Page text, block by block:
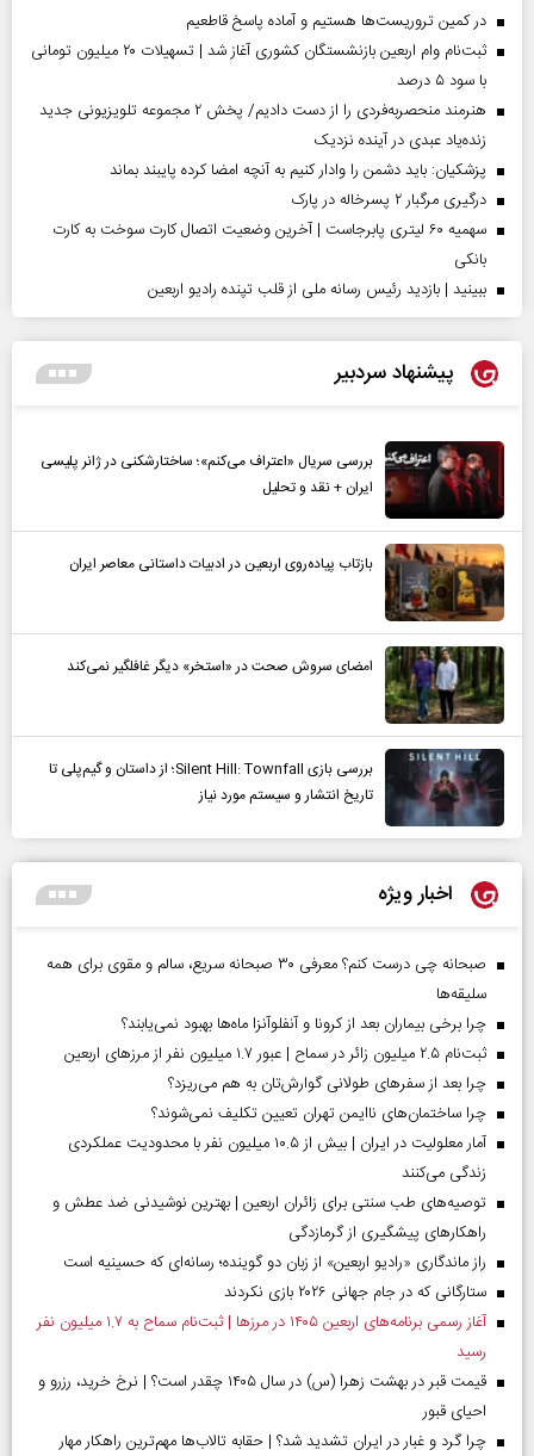
در کمین تروریست‌ها هستیم و آماده پاسخ قاطعیم
ثبت‌نام وام اربعین بازنشستگان کشوری آغاز شد | تسهیلات ۲۰ میلیون تومانی
با سود ۵ درصد
هنرمند منحصر‌به‌فردی را از دست دادیم/ پخش ۲ مجموعه تلویزیونی جدید
زنده‌یاد عبدی در آینده نزدیک
پزشکیان: باید دشمن را وادار کنیم به آنچه امضا کرده پایبند بماند
درگیری مرگبار ۲ پسرخاله در پارک
سهمیه ۶۰ لیتری پابرجاست | آخرین وضعیت اتصال کارت سوخت به کارت
بانکی
ببینید | بازدید رئیس رسانه ملی از قلب تپنده رادیو اربعین
پیشنهاد سردبیر
بررسی سریال «اعتراف می‌کنم»؛ ساختارشکنی در ژانر پلیسی
ایران + نقد و تحلیل
بازتاب پیاده‌روی اربعین در ادبیات داستانی معاصر ایران
امضای سروش صحت در «استخر» دیگر غافلگیر نمی‌کند
بررسی بازی Silent Hill: Townfall؛ از داستان و گیم‌پلی تا
تاریخ انتشار و سیستم مورد نیاز
اخبار ویژه
صبحانه چی درست کنم؟ معرفی ۳۰ صبحانه سریع، سالم و مقوی برای همه
سلیقه‌ها
چرا برخی بیماران بعد از کرونا و آنفلوآنزا ماه‌ها بهبود نمی‌یابند؟
ثبت‌نام ۲.۵ میلیون زائر در سماح | عبور ۱.۷ میلیون نفر از مرز‌های اربعین
چرا بعد از سفرهای طولانی گوارش‌تان به هم می‌ریزد؟
چرا ساختمان‌های ناایمن تهران تعیین تکلیف نمی‌شوند؟
آمار معلولیت در ایران | بیش از ۱۰.۵ میلیون نفر با محدودیت عملکردی
زندگی می‌کنند
توصیه‌های طب سنتی برای زائران اربعین | بهترین نوشیدنی ضد عطش و
راهکارهای پیشگیری از گرمازدگی
راز ماندگاری «رادیو اربعین» از زبان دو گوینده؛ رسانه‌ای که حسینیه است
ستارگانی که در جام جهانی ۲۰۲۶ بازی نکردند
آغاز رسمی برنامه‌های اربعین ۱۴۰۵ در مرز‌ها | ثبت‌نام سماح به ۱.۷ میلیون نفر
رسید
قیمت قبر در بهشت زهرا (س) در سال ۱۴۰۵ چقدر است؟ | نرخ خرید، رزرو و
احیای قبور
چرا گرد و غبار در ایران تشدید شد؟ | حقابه تالاب‌ها مهم‌ترین راهکار مهار